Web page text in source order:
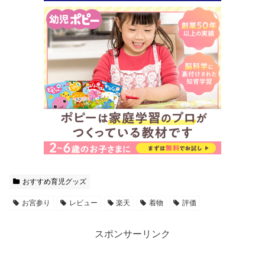
おすすめ育児グッズ
お宮参り レビュー 楽天 着物 評価
スポンサーリンク